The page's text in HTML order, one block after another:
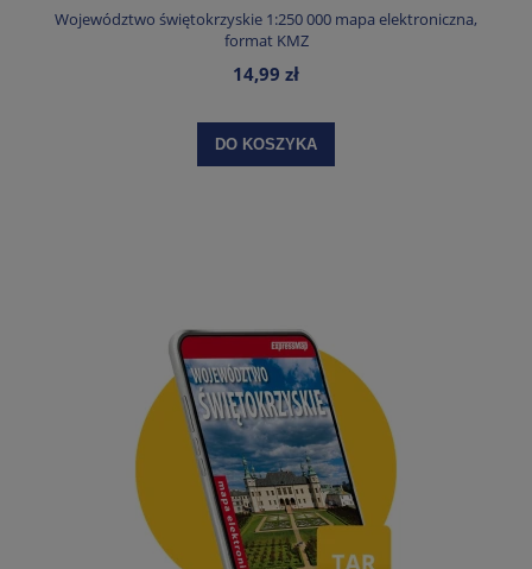
Województwo świętokrzyskie 1:250 000 mapa elektroniczna,
format KMZ
14,99 zł
DO KOSZYKA